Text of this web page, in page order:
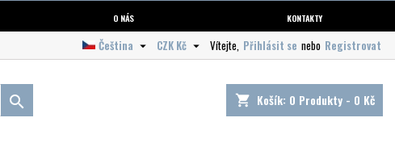
O NÁS KONTAKTY
Vítejte, Přihlásit se nebo Registrovat
CZK Kč 
Čeština 
shopping_cart Košík: 0 Produkty - 0 Kč
